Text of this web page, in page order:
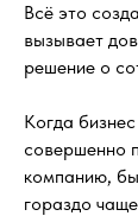
Всё это
вызывает
решение о
Когда
совершенно
компанию,
гораздо